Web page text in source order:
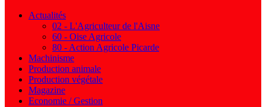
Actualités
02 - L'Agriculteur de l'Aisne
60 - Oise Agricole
80 - Action Agricole Picarde
Machinisme
Production animale
Production végétale
Magazine
Economie / Gestion